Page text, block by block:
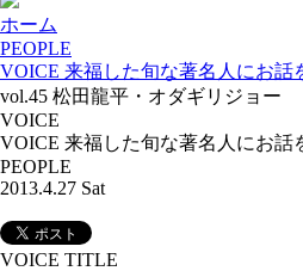
ホーム
PEOPLE
VOICE 来福した旬な著名人にお話
vol.45 松田龍平・オダギリジョー
VOICE
VOICE 来福した旬な著名人にお話
PEOPLE
2013.4.27 Sat
VOICE TITLE